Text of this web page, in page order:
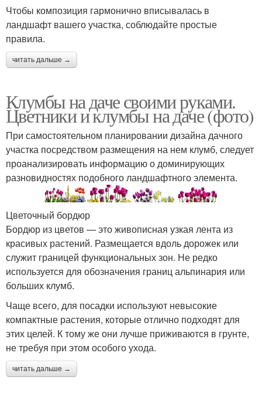
Чтобы композиция гармонично вписывалась в
ландшафт вашего участка, соблюдайте простые
правила.
читать дальше →
Клумбы на даче своими руками.
Цветники и клумбы на даче (фото)
При самостоятельном планировании дизайна дачного
участка посредством размещения на нем клумб, следует
проанализировать информацию о доминирующих
разновидностях подобного ландшафтного элемента.
Цветочный бордюр
Бордюр из цветов — это живописная узкая лента из
красивых растений. Размещается вдоль дорожек или
служит границей функциональных зон. Не редко
используется для обозначения границ альпинария или
больших клумб.
Чаще всего, для посадки используют невысокие
компактные растения, которые отлично подходят для
этих целей. К тому же они лучше приживаются в грунте,
не требуя при этом особого ухода.
читать дальше →